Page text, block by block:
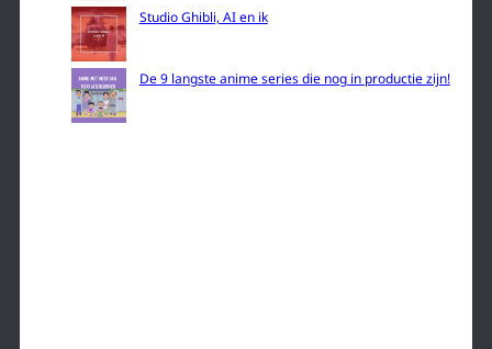
Studio Ghibli, AI en ik
De 9 langste anime series die nog in productie zijn!